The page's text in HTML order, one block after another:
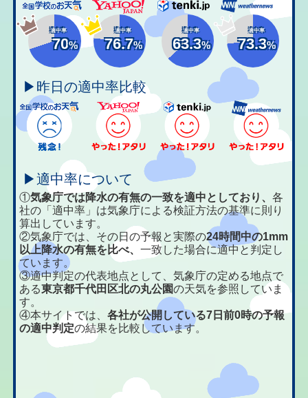
適中率
70%
適中率
76.7%
適中率
63.3%
適中率
73.3%
▶昨日の適中率比較
▶適中率について
①気象庁では降水の有無の一致を適中としており、各
社の「適中率」は気象庁による検証方法の基準に則り
算出しています。
②気象庁では、その日の予報と実際の24時間中の1mm
以上降水の有無を比べ、一致した場合に適中と判定し
ています。
③適中判定の代表地点として、気象庁の定める地点で
ある東京都千代田区北の丸公園の天気を参照していま
す。
④本サイトでは、各社が公開している7日前0時の予報
の適中判定の結果を比較しています。